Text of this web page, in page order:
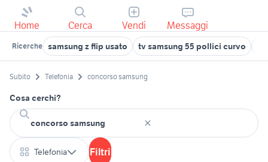
Home Cerca Vendi Messaggi
Ricerche samsung z flip usato tv samsung 55 pollici curvo
Subito Telefonia concorso samsung
Cosa cerchi?
Telefonia Filtri